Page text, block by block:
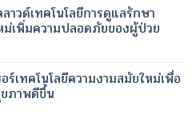
วด์เทคโนโลยีการดูแลรักษา
ม่เพิ่มความปลอดภัยของผู้ป่วย
ร์เทคโนโลยีความงามสมัยใหม่เพื่อ
ภาพดีขึ้น